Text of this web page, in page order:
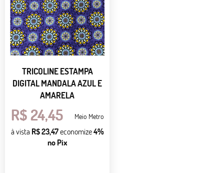
TRICOLINE ESTAMPA
DIGITAL MANDALA AZUL E
AMARELA
R$ 24,45 Meio Metro
à vista R$ 23,47economize4%
no Pix